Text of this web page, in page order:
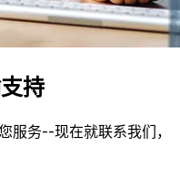
持
服务--现在就联系我们，